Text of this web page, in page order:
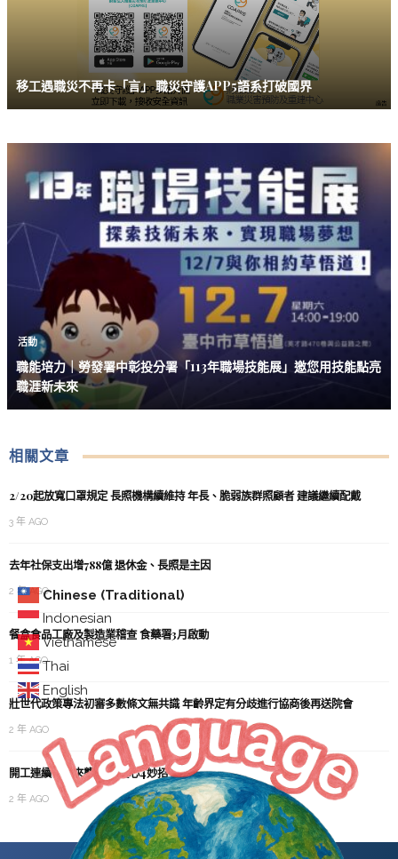
Chinese (Traditional)
Indonesian
Vietnamese
Thai
English
移工遇職災不再卡「言」 職災守護APP5語系打破國界
活動
職能培力｜勞發署中彰投分署「113年職場技能展」邀您用技能點亮
職涯新未來
相關文章
2/20起放寬口罩規定 長照機構續維持 年長、脆弱族群照顧者 建議繼續配戴
3 年 AGO
去年社保支出增788億 退休金、長照是主因
2 年 AGO
餐盒食品工廠及製造業稽查 食藥署3月啟動
1 年 AGO
壯世代政策專法初審多數條文無共識 年齡界定有分歧進行協商後再送院會
2 年 AGO
開工連續低溫來襲 不忘護心4妙招
2 年 AGO